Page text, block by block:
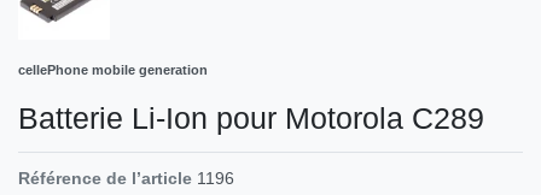
cellePhone mobile generation
Batterie Li-Ion pour Motorola C289
Référence de l’article 1196